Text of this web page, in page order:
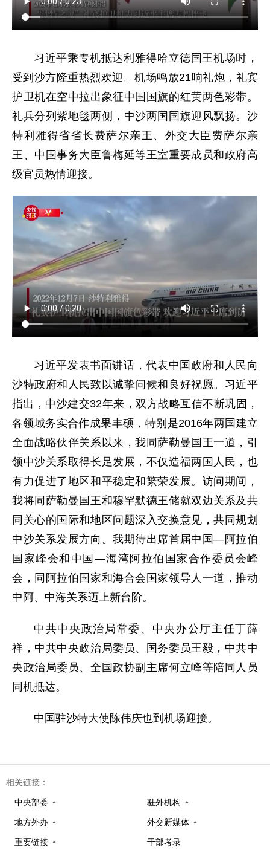
习近平乘专机抵达利雅得哈立德国王机场时，
受到沙方隆重热烈欢迎。机场鸣放21响礼炮，礼宾
护卫机在空中拉出象征中国国旗的红黄两色彩带。
礼兵分列紫地毯两侧，中沙两国国旗迎风飘扬。沙
特利雅得省省长费萨尔亲王、外交大臣费萨尔亲
王、中国事务大臣鲁梅延等王室重要成员和政府高
级官员热情迎接。
习近平发表书面讲话，代表中国政府和人民向
沙特政府和人民致以诚挚问候和良好祝愿。习近平
指出，中沙建交32年来，双方战略互信不断巩固，
各领域务实合作成果丰硕，特别是2016年两国建立
全面战略伙伴关系以来，我同萨勒曼国王一道，引
领中沙关系取得长足发展，不仅造福两国人民，也
有力促进了地区和平稳定和繁荣发展。访问期间，
我将同萨勒曼国王和穆罕默德王储就双边关系及共
同关心的国际和地区问题深入交换意见，共同规划
中沙关系发展方向。我期待出席首届中国—阿拉伯
国家峰会和中国—海湾阿拉伯国家合作委员会峰
会，同阿拉伯国家和海合会国家领导人一道，推动
中阿、中海关系迈上新台阶。
中共中央政治局常委、中央办公厅主任丁薛
祥，中共中央政治局委员、国务委员王毅，中共中
央政治局委员、全国政协副主席何立峰等陪同人员
同机抵达。
中国驻沙特大使陈伟庆也到机场迎接。
相关链接：
中央部委 驻外机构
地方外办 外交新媒体
重要链接 干部考录